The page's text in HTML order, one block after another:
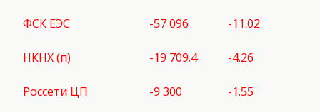
ФСК ЕЭС -57 096 -11.02
НКНХ (п) -19 709.4 -4.26
Россети ЦП -9 300 -1.55